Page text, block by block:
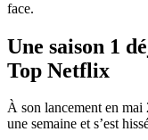
face.
Une saison 1
Top Netflix
À son lancement en mai
une semaine et s’est